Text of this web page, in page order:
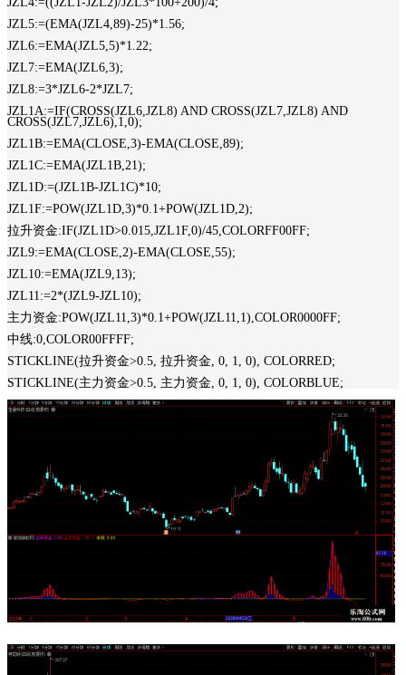
JZL5:=(EMA(JZL4,89)-25)*1.56;
JZL6:=EMA(JZL5,5)*1.22;
JZL7:=EMA(JZL6,3);
JZL8:=3*JZL6-2*JZL7;
JZL1A:=IF(CROSS(JZL6,JZL8) AND CROSS(JZL7,JZL8) AND
CROSS(JZL7,JZL6),1,0);
JZL1B:=EMA(CLOSE,3)-EMA(CLOSE,89);
JZL1C:=EMA(JZL1B,21);
JZL1D:=(JZL1B-JZL1C)*10;
JZL1F:=POW(JZL1D,3)*0.1+POW(JZL1D,2);
拉升资金:IF(JZL1D>0.015,JZL1F,0)/45,COLORFF00FF;
JZL9:=EMA(CLOSE,2)-EMA(CLOSE,55);
JZL10:=EMA(JZL9,13);
JZL11:=2*(JZL9-JZL10);
主力资金:POW(JZL11,3)*0.1+POW(JZL11,1),COLOR0000FF;
中线:0,COLOR00FFFF;
STICKLINE(拉升资金>0.5, 拉升资金, 0, 1, 0), COLORRED;
STICKLINE(主力资金>0.5, 主力资金, 0, 1, 0), COLORBLUE;